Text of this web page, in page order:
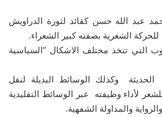
عبد الله حسن كقائد لثورة الدراويش
الشعرية بصفته كبير الشعراء.
التي تتخذ مختلف الاشكال “السياسية
الحديثة وكذلك الوسائط البديلة لنقل
لأداء وظيفته عبر الوسائط التقليدية
والمداولة الشفهية.